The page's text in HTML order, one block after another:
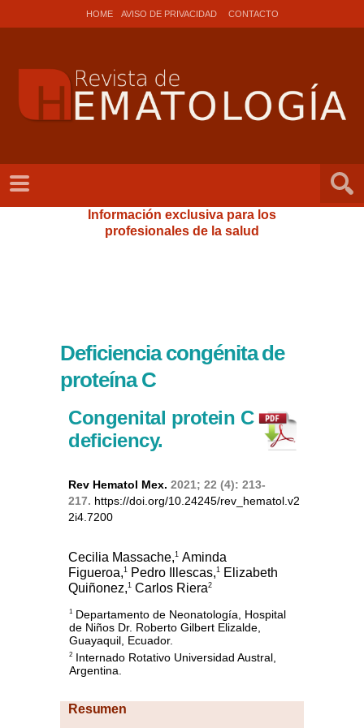
HOME AVISO DE PRIVACIDAD CONTACTO
Información exclusiva para los
profesionales de la salud
Deficiencia congénita de
proteína C
Congenital protein C
deficiency.
Rev Hematol Mex. 2021; 22 (4): 213-
217. https://doi.org/10.24245/rev_hematol.v2
2i4.7200
Cecilia Massache,1 Aminda
Figueroa,1 Pedro Illescas,1
Elizabeth
Quiñonez,1 Carlos Riera2
1 Departamento de Neonatología, Hospital
de Niños Dr. Roberto Gilbert Elizalde,
Guayaquil, Ecuador.
2 Internado Rotativo Universidad Austral,
Argentina.
Resumen